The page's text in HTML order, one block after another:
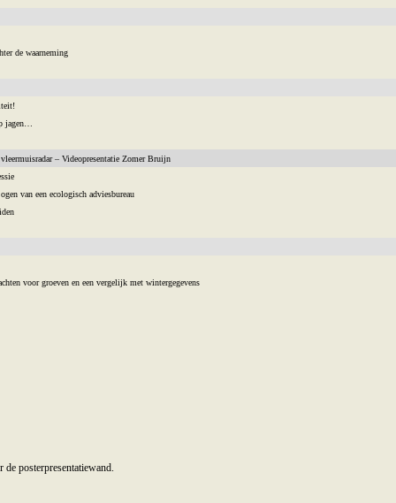
de waarneming
jagen…
– Videopresentatie Zomer Bruijn
van een ecologisch adviesbureau
voor groeven en een vergelijk met wintergegevens
posterpresentatiewand.